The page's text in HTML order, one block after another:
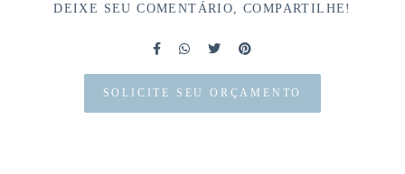
DEIXE SEU COMENTÁRIO, COMPARTILHE!
SOLICITE SEU ORÇAMENTO